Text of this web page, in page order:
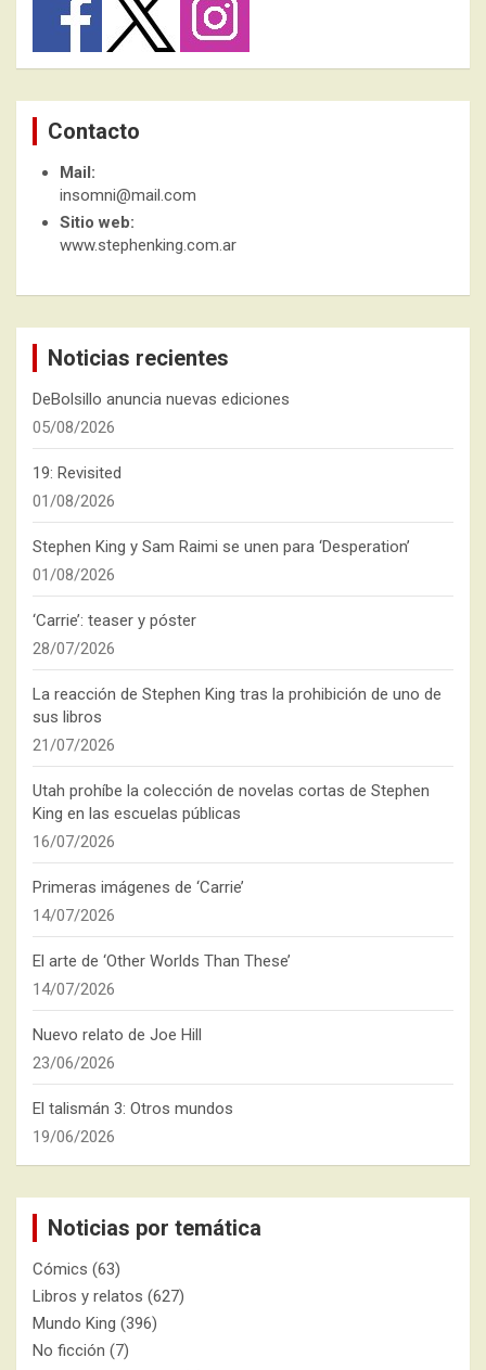
Contacto
Mail:
insomni@mail.com
Sitio web:
www.stephenking.com.ar
Noticias recientes
DeBolsillo anuncia nuevas ediciones
05/08/2026
19: Revisited
01/08/2026
Stephen King y Sam Raimi se unen para ‘Desperation’
01/08/2026
‘Carrie’: teaser y póster
28/07/2026
La reacción de Stephen King tras la prohibición de uno de
sus libros
21/07/2026
Utah prohíbe la colección de novelas cortas de Stephen
King en las escuelas públicas
16/07/2026
Primeras imágenes de ‘Carrie’
14/07/2026
El arte de ‘Other Worlds Than These’
14/07/2026
Nuevo relato de Joe Hill
23/06/2026
El talismán 3: Otros mundos
19/06/2026
Noticias por temática
Cómics (63)
Libros y relatos (627)
Mundo King (396)
No ficción (7)